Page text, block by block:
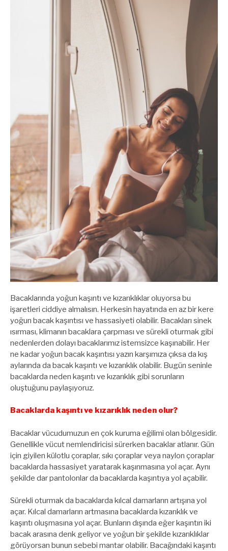
Bacaklarında yoğun kaşıntı ve kızarıklıklar oluyorsa bu
işaretleri ciddiye almalısın. Herkesin hayatında en az bir kere
yoğun bacak kaşıntısı ve hassasiyeti olabilir. Bacakları sinek
ısırması, klimanın bacaklara çarpması ve sürekli oturmak gibi
nedenlerden dolayı bacaklarımız istemsizce kaşınabilir. Her
ne kadar yoğun bacak kaşıntısı yazın karşımıza çıksa da kış
aylarında da bacak kaşıntı ve kızarıklık olabilir. Bugün seninle
bacaklarda neden kaşıntı ve kızarıklık gibi sorunların
oluştuğunu paylaşıyoruz.
Bacaklarda kaşıntı ve kızarıklık neden olur?
Bacaklar vücudumuzun en çok kuruma eğilimi olan bölgesidir.
Genellikle vücut nemlendiricisi sürerken bacaklar atlanır. Gün
için giyilen külotlu çoraplar, sıkı çoraplar veya naylon çoraplar
bacaklarda hassasiyet yaratarak kaşınmasına yol açar. Aynı
şekilde dar pantolonlar da bacaklarda kaşıntıya yol açabilir.
Sürekli oturmak da bacaklarda kılcal damarların artışına yol
açar. Kılcal damarların artmasına bacaklarda kızarıklık ve
kaşıntı oluşmasına yol açar. Bunların dışında eğer kaşıntın iki
bacak arasına denk geliyor ve yoğun bir şekilde kızarıklıklar
görüyorsan bunun sebebi mantar olabilir. Bacağındaki kaşıntı